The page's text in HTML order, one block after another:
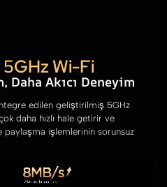
5GHz Wi-Fi
Daha Akıcı Deneyim
edilen geliştirilmiş 5GHz
daha hızlı hale getirir ve
paylaşma işlemlerinin sorunsuz